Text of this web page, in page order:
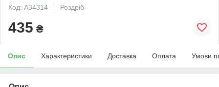
Код: A34314
Роздріб
435 ₴
Опис Характеристики Доставка Оплата Умови